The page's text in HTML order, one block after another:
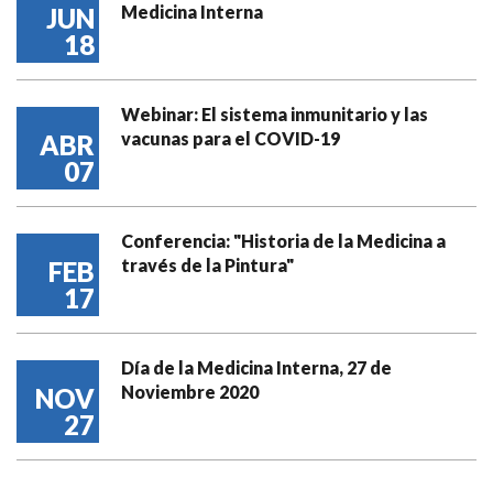
JUN
18
Medicina Interna
ABR
07
Webinar: El sistema inmunitario y las
vacunas para el COVID-19
FEB
17
Conferencia: "Historia de la Medicina a
través de la Pintura"
NOV
27
Día de la Medicina Interna, 27 de
Noviembre 2020